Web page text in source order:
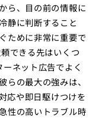
ら、目の前の情報に
静に判断すること
ために非常に重要で
できる先はいくつ
ネット広告でよく
らの最大の強みは、
応や即日駆けつけを
性の高いトラブル時